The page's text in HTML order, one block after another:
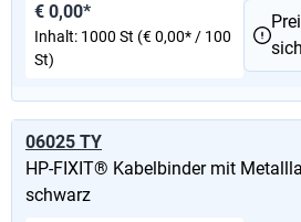
€ 0,00*
Inhalt: 1000 St (€ 0,00* / 100
St)
06025 TY
HP-FIXIT® Kabelbinder mit
schwarz